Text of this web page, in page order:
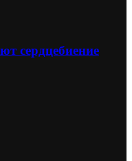
сердцебиение